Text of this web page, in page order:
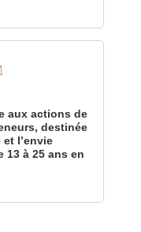
aux actions de
destinée
l’envie
13 à 25 ans en